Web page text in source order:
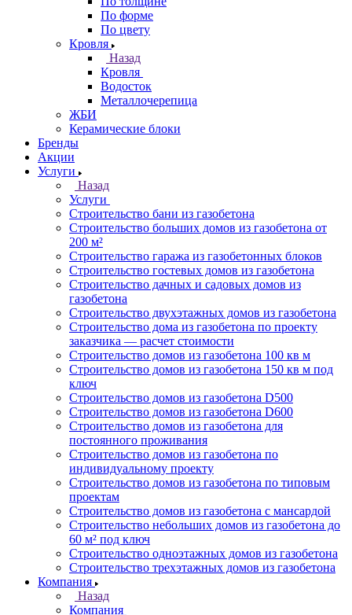
По форме
По цвету
Кровля
Назад
Кровля
Водосток
Металлочерепица
ЖБИ
Керамические блоки
Бренды
Акции
Услуги
Назад
Услуги
Строительство бани из газобетона
Строительство больших домов из газобетона от
200 м²
Строительство гаража из газобетонных блоков
Строительство гостевых домов из газобетона
Строительство дачных и садовых домов из
газобетона
Строительство двухэтажных домов из газобетона
Строительство дома из газобетона по проекту
заказчика — расчет стоимости
Строительство домов из газобетона 100 кв м
Строительство домов из газобетона 150 кв м под
ключ
Строительство домов из газобетона D500
Строительство домов из газобетона D600
Строительство домов из газобетона для
постоянного проживания
Строительство домов из газобетона по
индивидуальному проекту
Строительство домов из газобетона по типовым
проектам
Строительство домов из газобетона с мансардой
Строительство небольших домов из газобетона до
60 м² под ключ
Строительство одноэтажных домов из газобетона
Строительство трехэтажных домов из газобетона
Компания
Назад
Компания